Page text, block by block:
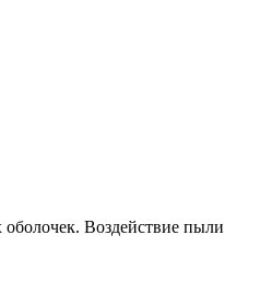
Воздействие пыли